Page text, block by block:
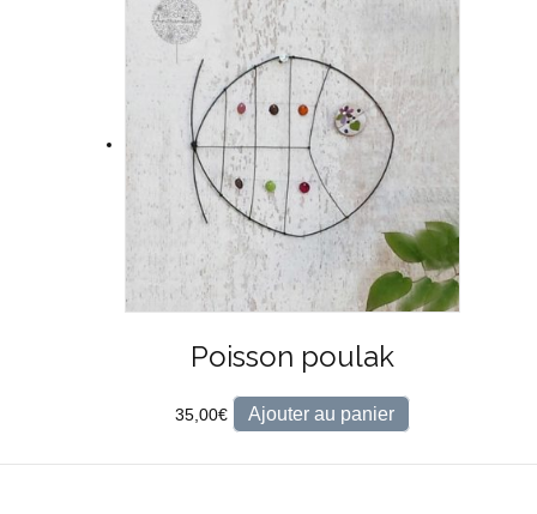
Poisson poulak
35,00€ Ajouter au panier